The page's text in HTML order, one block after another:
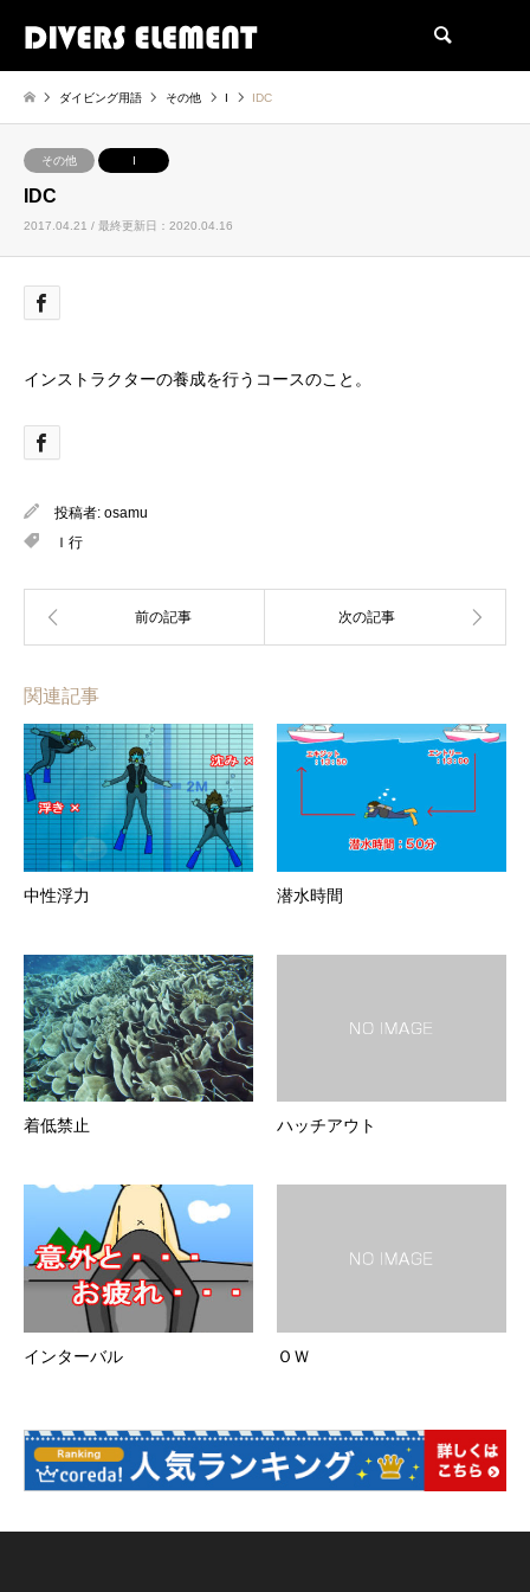
ダイビング用語 その他 I IDC
その他 I
IDC
2017.04.21 / 最終更新日：2020.04.16
インストラクターの養成を行うコースのこと。
投稿者: osamu
Ｉ行
関連記事
中性浮力 潜水時間
着低禁止 ハッチアウト
インターバル ＯＷ